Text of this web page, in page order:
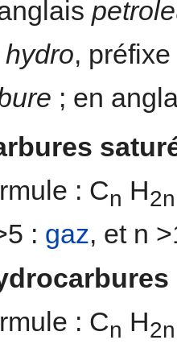
hydro,
; en
: Cn H
: gaz, et n
: Cn H